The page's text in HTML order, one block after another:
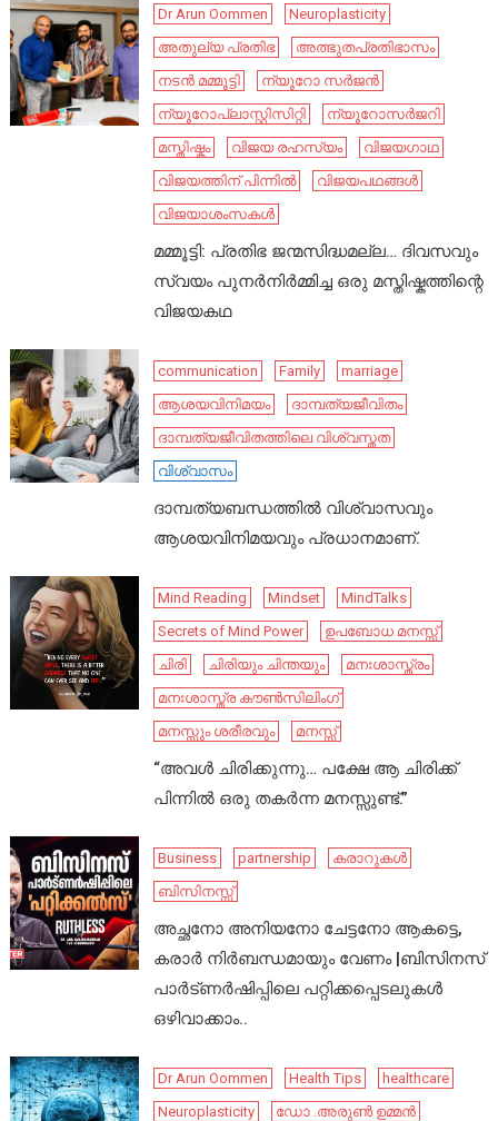
Dr Arun Oommen
Neuroplasticity
അതുല്യ പ്രതിഭ
അത്ഭുതപ്രതിഭാസം
നടൻ മമ്മൂട്ടി
ന്യൂറോ സർജൻ
ന്യൂറോപ്ലാസ്റ്റിസിറ്റി
ന്യൂറോസർജറി
മസ്തിഷ്കം
വിജയ രഹസ്യം
വിജയഗാഥ
വിജയത്തിന് പിന്നിൽ
വിജയപഥങ്ങൾ
വിജയാശംസകൾ
മമ്മൂട്ടി: പ്രതിഭ ജന്മസിദ്ധമല്ല… ദിവസവും
സ്വയം പുനർനിർമ്മിച്ച ഒരു മസ്തിഷ്കത്തിന്റെ
വിജയകഥ
communication Family
marriage
ആശയവിനിമയം
ദാമ്പത്യജീവിതം
ദാമ്പത്യജീവിതത്തിലെ വിശ്വസ്തത
വിശ്വാസം
ദാമ്പത്യബന്ധത്തിൽ വിശ്വാസവും
ആശയവിനിമയവും പ്രധാനമാണ്.
Mind Reading Mindset
MindTalks
Secrets of Mind Power
ഉപബോധ മനസ്സ്
ചിരി
ചിരിയും ചിന്തയും
മനഃശാസ്ത്രം
മനഃശാസ്ത്ര കൗൺസിലിംഗ്
മനസ്സും ശരീരവും
മനസ്സ്
“അവൾ ചിരിക്കുന്നു… പക്ഷേ ആ ചിരിക്ക്
പിന്നിൽ ഒരു തകർന്ന മനസ്സുണ്ട്.”
Business partnership
കരാറുകൾ
ബിസിനസ്സ്
അച്ഛനോ അനിയനോ ചേട്ടനോ ആകട്ടെ,
കരാർ നിർബന്ധമായും വേണം |ബിസിനസ്
പാർട്ണർഷിപ്പിലെ പറ്റിക്കപ്പെടലുകൾ
ഒഴിവാക്കാം..
Dr Arun Oommen Health Tips
healthcare
Neuroplasticity
ഡോ .അരുൺ ഉമ്മൻ